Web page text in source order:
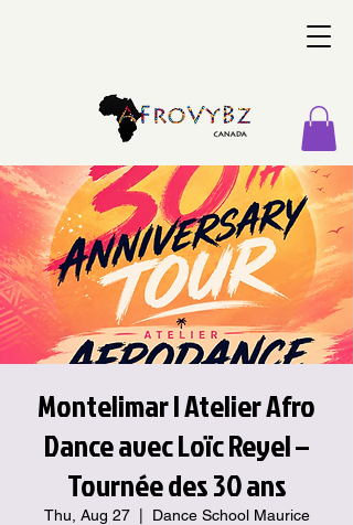
Montelimar | Atelier Afro
Dance avec Loïc Reyel –
Tournée des 30 ans
Thu, Aug 27
  |
Dance School Maurice